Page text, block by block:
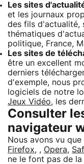
Les sites
et les journaux
des fils d'actualité,
thématiques
politique, France,
Les sites de
être un excellent
derniers
d'exemple, nous
logiciels de notre
Jeux Vidéo, les
Consulter
navigateur
Nous avons vu
Firefox, , Opera,
ne le font pas de la